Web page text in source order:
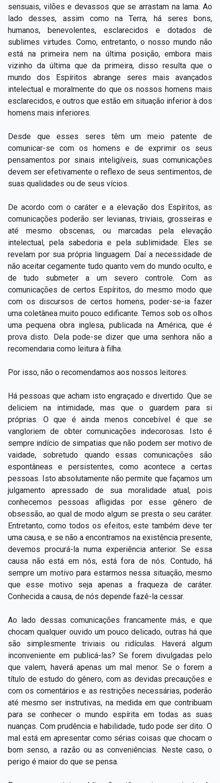
sensuais, vilões e devassos que se arrastam na lama. Ao
lado desses, assim como na Terra, há seres bons,
humanos, benevolentes, esclarecidos e dotados de
sublimes virtudes. Como, entretanto, o nosso mundo não
está na primeira nem na última posição, embora mais
vizinho da última que da primeira, disso resulta que o
mundo dos Espíritos abrange seres mais avançados
intelectual e moralmente do que os nossos homens mais
esclarecidos, e outros que estão em situação inferior à dos
homens mais inferiores.
Desde que esses seres têm um meio patente de
comunicar-se com os homens e de exprimir os seus
pensamentos por sinais inteligíveis, suas comunicações
devem ser efetivamente o reflexo de seus sentimentos, de
suas qualidades ou de seus vícios.
De acordo com o caráter e a elevação dos Espíritos, as
comunicações poderão ser levianas, triviais, grosseiras e
até mesmo obscenas, ou marcadas pela elevação
intelectual, pela sabedoria e pela sublimidade. Eles se
revelam por sua própria linguagem. Daí a necessidade de
não aceitar cegamente tudo quanto vem do mundo oculto, e
de tudo submeter a um severo controle. Com as
comunicações de certos Espíritos, do mesmo modo que
com os discursos de certos homens, poder-se-ia fazer
uma coletânea muito pouco edificante. Temos sob os olhos
uma pequena obra inglesa, publicada na América, que é
prova disto. Dela pode-se dizer que uma senhora não a
recomendaria como leitura à filha.
Por isso, não o recomendamos aos nossos leitores.
Há pessoas que acham isto engraçado e divertido. Que se
deliciem na intimidade, mas que o guardem para si
próprias. O que é ainda menos concebível é que se
vangloriem de obter comunicações indecorosas. Isto é
sempre indício de simpatias que não podem ser motivo de
vaidade, sobretudo quando essas comunicações são
espontâneas e persistentes, como acontece a certas
pessoas. Isto absolutamente não permite que façamos um
julgamento apressado de sua moralidade atual, pois
conhecemos pessoas afligidas por esse gênero de
obsessão, ao qual de modo algum se presta o seu caráter.
Entretanto, como todos os efeitos, este também deve ter
uma causa, e se não a encontramos na existência presente,
devemos procurá-la numa experiência anterior. Se essa
causa não está em nós, está fora de nós. Contudo, há
sempre um motivo para estarmos nessa situação, mesmo
que esse motivo seja apenas a fraqueza de caráter.
Conhecida a causa, de nós depende fazê-la cessar.
Ao lado dessas comunicações francamente más, e que
chocam qualquer ouvido um pouco delicado, outras há que
são simplesmente triviais ou ridículas. Haverá algum
inconveniente em publicá-las? Se forem divulgadas pelo
que valem, haverá apenas um mal menor. Se o forem a
título de estudo do gênero, com as devidas precauções e
com os comentários e as restrições necessárias, poderão
até mesmo ser instrutivas, na medida em que contribuam
para se conhecer o mundo espírita em todas as suas
nuanças. Com prudência e habilidade, tudo pode ser dito. O
mal está em apresentar como sérias coisas que chocam o
bom senso, a razão ou as conveniências. Neste caso, o
perigo é maior do que se pensa.